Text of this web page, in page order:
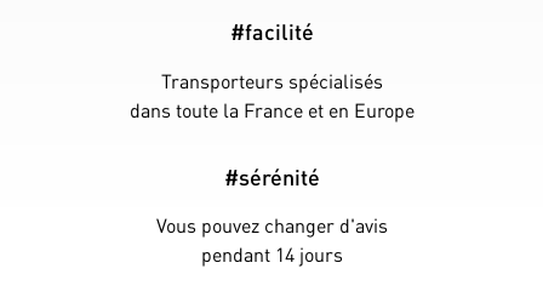
#facilité
Transporteurs spécialisés
dans toute la France et en Europe
#sérénité
Vous pouvez changer d'avis
pendant 14 jours